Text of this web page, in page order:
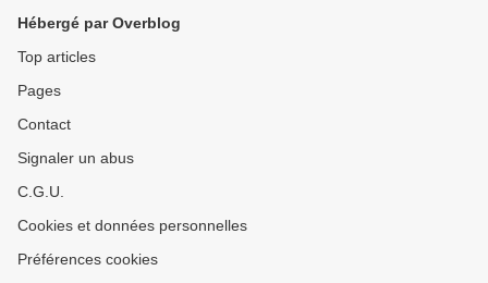
Hébergé par Overblog
Top articles
Pages
Contact
Signaler un abus
C.G.U.
Cookies et données personnelles
Préférences cookies